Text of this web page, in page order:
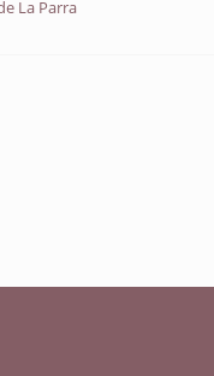
La Parra